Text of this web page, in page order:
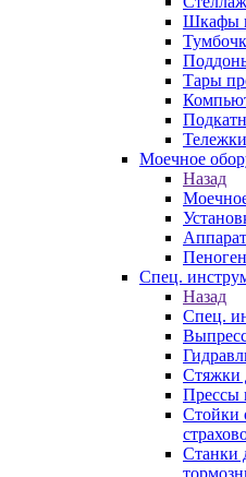
Шкафы
Тары
Тележки
Моечное
Назад
Спец.
Назад
Спец.
Стяжки
Прессы
Стойки
Станки